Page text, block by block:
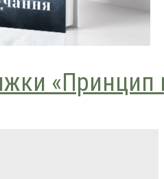
«Принцип